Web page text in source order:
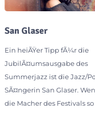
San Glaser
Ein heiÃŸer Tipp fÃ¼r die
JubilÃ¤umsausgabe des
Summerjazz ist die Jazz/
SÃ¤ngerin San Glaser.
die Macher des Festivals so